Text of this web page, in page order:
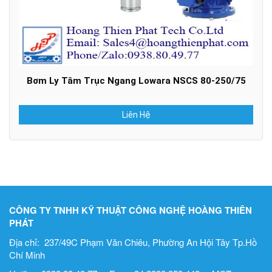
Bơm Ly Tâm Trục Ngang Lowara NSCS 80-250/75
Liên Hệ
CÔNG TY TNHH KỸ THUẬT CÔNG NGHỆ HOÀNG THIÊN
PHÁT
Địa chỉ: 237/49C Phạm Văn Chiêu, Phường An Hội Tây Tp.Hồ
Chí Minh